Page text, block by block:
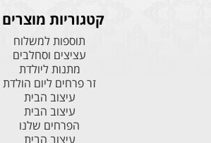
קטגוריות מוצרים
תוספות למשלוח
עציצים וסחלבים
מתנות ליולדת
זר פרחים ליום הולדת
עיצוב הבית
עיצוב הבית
הפרחים שלנו
עיצוב הבית